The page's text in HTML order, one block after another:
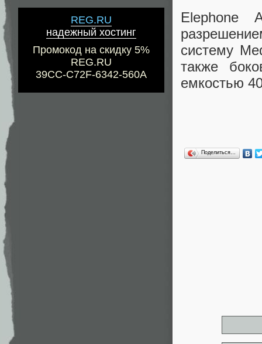
REG.RU
надежный хостинг
Промокод на скидку 5%
REG.RU
39CC-C72F-6342-560A
Elephone
систему
также
емкостью
Поделиться…